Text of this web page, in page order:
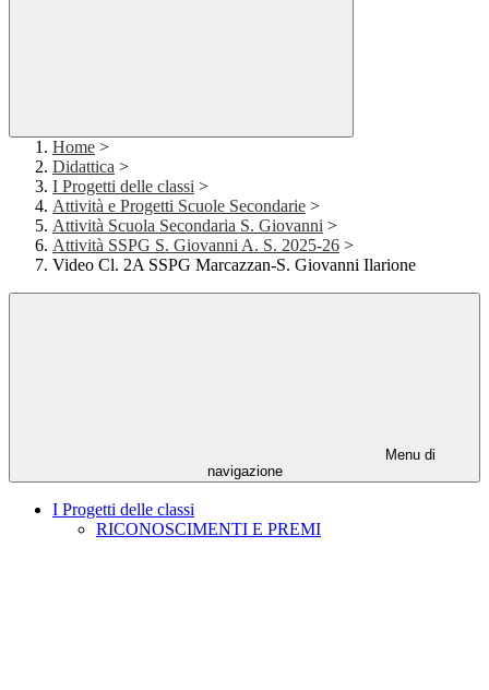
Home >
Didattica >
I Progetti delle classi >
Attività e Progetti Scuole Secondarie >
Attività Scuola Secondaria S. Giovanni >
Attività SSPG S. Giovanni A. S. 2025-26 >
Video Cl. 2A SSPG Marcazzan-S. Giovanni Ilarione
Menu di
navigazione
I Progetti delle classi
RICONOSCIMENTI E PREMI